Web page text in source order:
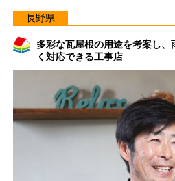
長野県
多彩な瓦屋根の用途を考案し
く対応できる工事店